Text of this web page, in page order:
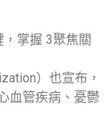
掌握 3聚焦關
）也宣布，
血管疾病、憂鬱